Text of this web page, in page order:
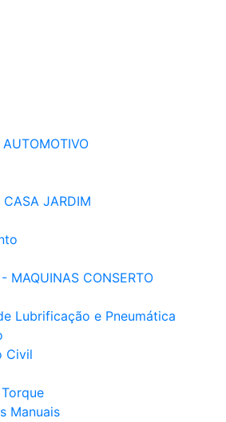
CASA JARDIM
- MAQUINAS CONSERTO
Lubrificação e Pneumática
Civil
Manuais